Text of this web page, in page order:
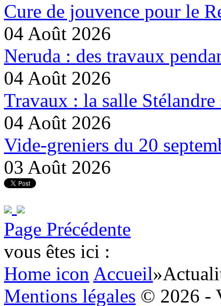
Cure de jouvence pour le
04 Août 2026
Neruda : des travaux
04 Août 2026
Travaux : la salle Stélandre
04 Août 2026
Vide-greniers du 20
03 Août 2026
Page Précédente
vous êtes ici :
Home icon Accueil»
Mentions légales © 2026 -